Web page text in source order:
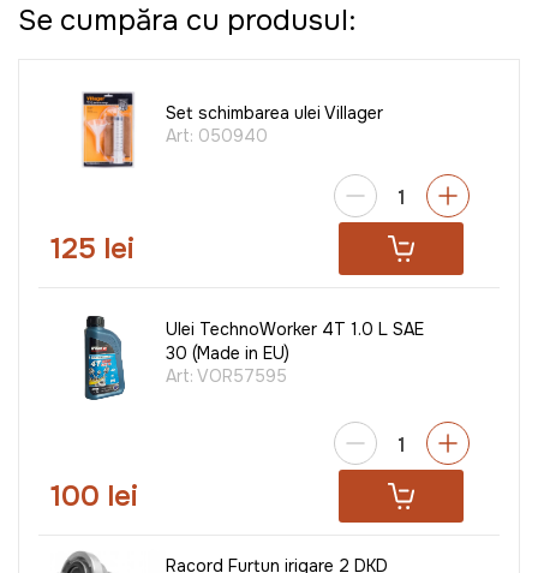
Se cumpăra cu produsul:
Set schimbarea ulei Villager
Art: 050940
125 lei
Ulei TechnoWorker 4T 1.0 L SAE
30 (Made in EU)
Art: VOR57595
100 lei
Racord Furtun irigare 2 DKD